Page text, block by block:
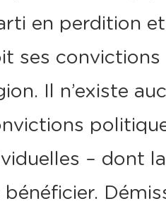
en perdition
ses
Il n’existe
– dont
bénéficier.